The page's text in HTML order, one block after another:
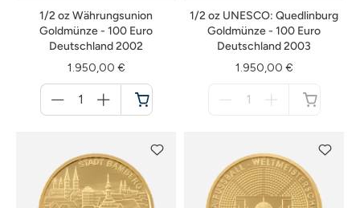
1/2 oz Währungsunion
Goldmünze - 100 Euro
Deutschland 2002
1.950,00 €
für
Warenkorb
1/2 oz UNESCO: Quedlinburg
Goldmünze - 100 Euro
Deutschland 2003
1.950,00 €